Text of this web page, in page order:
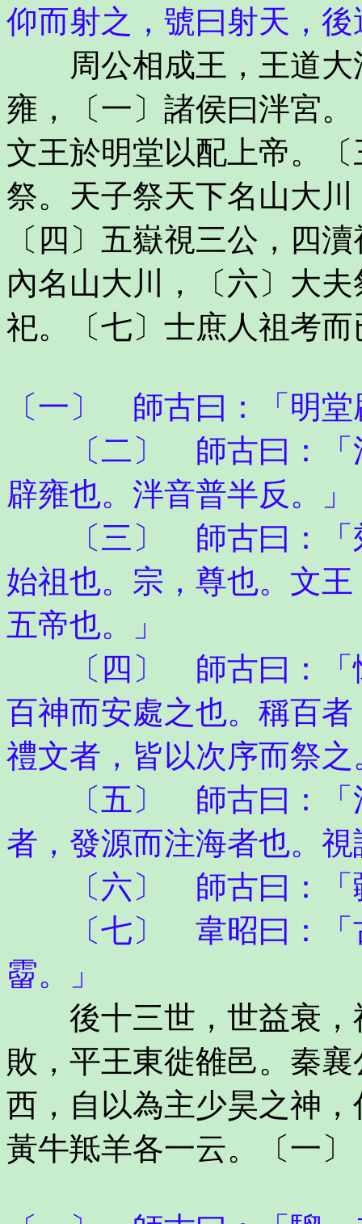
仰而射之，號曰射天，
周公相成王，王道大
雍，〔一〕諸侯曰泮宮
文王於明堂以配上帝。
祭。天子祭天下名山大
〔四〕五嶽視三公，四
內名山大川，〔六〕大
祀。〔七〕士庶人祖考
〔一〕 師古曰：「明
〔二〕 師古曰：「泮
辟雍也。泮音普半反。」
〔三〕 師古曰：「郊
始祖也。宗，尊也。文
五帝也。」
〔四〕 師古曰：「懷
百神而安處之也。稱百
禮文者，皆以次序而祭之
〔五〕 師古曰：「江
者，發源而注海者也。
〔六〕 師古曰：「
〔七〕 韋昭曰：「
霤。」
後十三世，世益衰，
敗，平王東徙雒邑。秦
西，自以為主少昊之神
黃牛羝羊各一云。〔一〕